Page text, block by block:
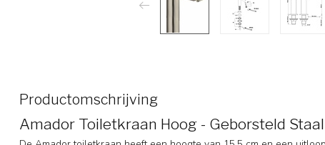
Productomschrijving
Amador Toiletkraan Hoog - Geborsteld